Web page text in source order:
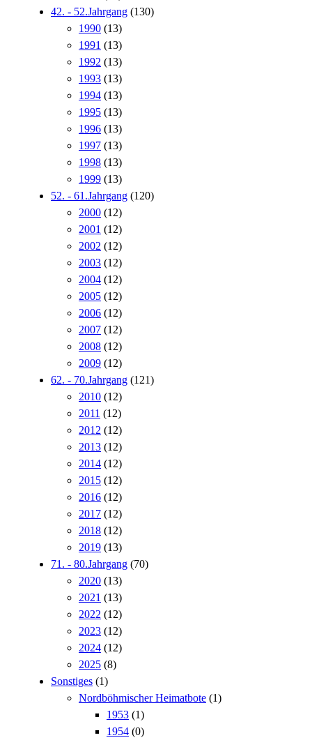
42. - 52.Jahrgang (130)
1990 (13)
1991 (13)
1992 (13)
1993 (13)
1994 (13)
1995 (13)
1996 (13)
1997 (13)
1998 (13)
1999 (13)
52. - 61.Jahrgang (120)
2000 (12)
2001 (12)
2002 (12)
2003 (12)
2004 (12)
2005 (12)
2006 (12)
2007 (12)
2008 (12)
2009 (12)
62. - 70.Jahrgang (121)
2010 (12)
2011 (12)
2012 (12)
2013 (12)
2014 (12)
2015 (12)
2016 (12)
2017 (12)
2018 (12)
2019 (13)
71. - 80.Jahrgang (70)
2020 (13)
2021 (13)
2022 (12)
2023 (12)
2024 (12)
2025 (8)
Sonstiges (1)
Nordböhmischer Heimatbote (1)
1953 (1)
1954 (0)